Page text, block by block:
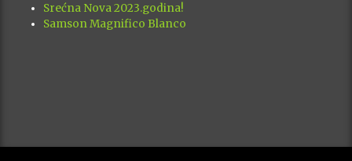
Srećna Nova 2023.godina!
Samson Magnifico Blanco